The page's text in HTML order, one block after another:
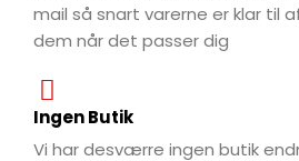
mail så snart varerne er klar til
dem når det passer dig
Ingen Butik
Vi har desværre ingen butik